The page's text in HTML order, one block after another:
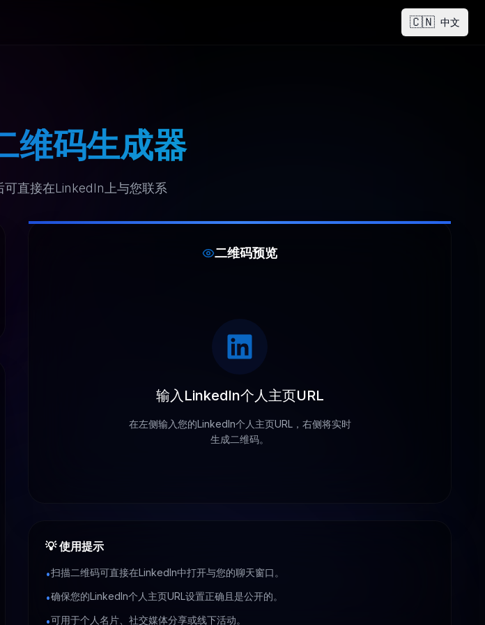
🇨🇳 中文
维码生成器
直接在LinkedIn上与您联系
二维码预览
输入LinkedIn个人主页URL
在左侧输入您的LinkedIn个人主页URL，右侧将实时
生成二维码。
💡使用提示
•扫描二维码可直接在LinkedIn中打开与您的聊天窗口。
•确保您的LinkedIn个人主页URL设置正确且是公开的。
•可用于个人名片、社交媒体分享或线下活动。